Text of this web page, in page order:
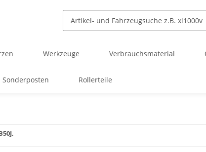
Werkzeuge Verbrauchsmaterial
Sonderposten Rollerteile